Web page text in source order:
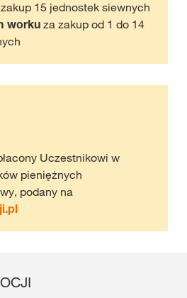
15 jednostek siewnych
worku za zakup od 1 do 14
Uczestnikowi w
pieniężnych
podany na